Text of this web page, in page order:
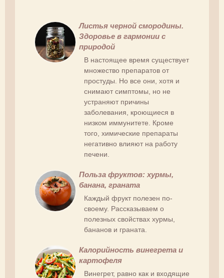
Листья черной смородины.
Здоровье в гармонии с
природой
В настоящее время существует
множество препаратов от
простуды. Но все они, хотя и
снимают симптомы, но не
устраняют причины
заболевания, кроющиеся в
низком иммунитете. Кроме
того, химические препараты
негативно влияют на работу
печени.
Польза фруктов: хурмы,
банана, граната
Каждый фрукт полезен по-
своему. Рассказываем о
полезных свойствах хурмы,
бананов и граната.
Калорийность винегрета и
картофеля
Винегрет, равно как и входящие